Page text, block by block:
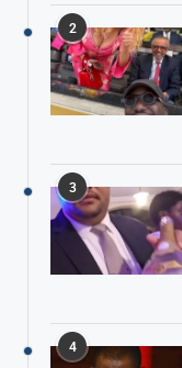
2
3
4